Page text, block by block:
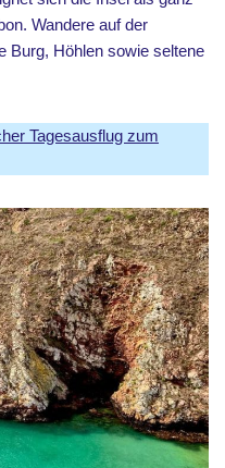
Wandere auf der
Burg, Höhlen sowie seltene
Tagesausflug zum